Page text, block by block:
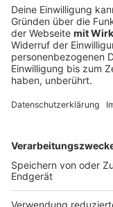
Eine Pflegekraft
sei in Ordnung,
gegenüber einer
gemeinsamen
Beispiel, dass
aufmachen dürfe".
deshalb
erklärte, dass dies
einen seien die
gefallen und zum